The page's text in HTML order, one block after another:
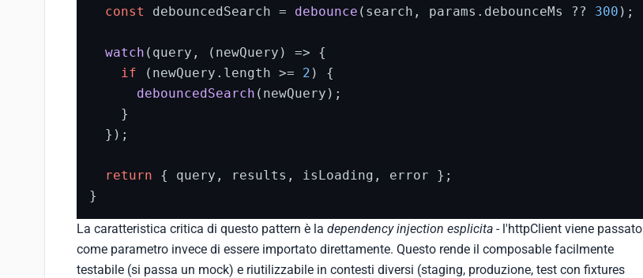
const debouncedSearch = debounce (search, params. debounceMs ?? 300 );
watch (query, ( newQuery ) => {
if (newQuery. length >= 2 ) {
debouncedSearch (newQuery);
    }
  });
return { query, results, isLoading, error };
}
La caratteristica critica di questo pattern è la dependency injection esplicita - l'httpClient viene passato
come parametro invece di essere importato direttamente. Questo rende il composable facilmente
testabile (si passa un mock) e riutilizzabile in contesti diversi (staging, produzione, test con fixtures